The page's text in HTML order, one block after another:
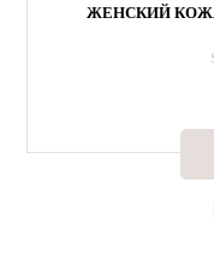
ЖЕНСКИЙ